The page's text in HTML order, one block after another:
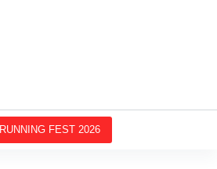
RUNNING FEST 2026